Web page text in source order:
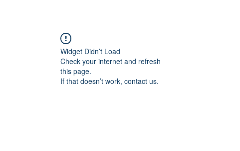
Widget Didn’t Load
Check your internet and refresh
this page.
If that doesn’t work, contact us.